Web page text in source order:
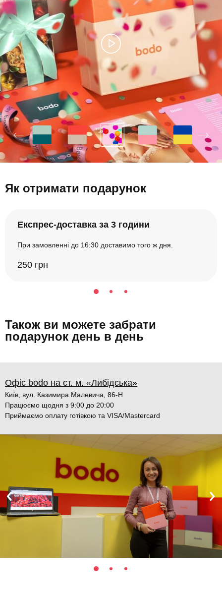
Як отримати подарунок
Експрес-доставка за 3 години
При замовленні до 16:30 доставимо того ж дня.
250 грн
Також ви можете забрати
подарунок день в день
Офіс bodo на ст. м. «Либідська»
Київ, вул. Казимира Малевича, 86-Н
Працюємо щодня з 9:00 до 20:00
Приймаємо оплату готівкою та VISA/Mastercard